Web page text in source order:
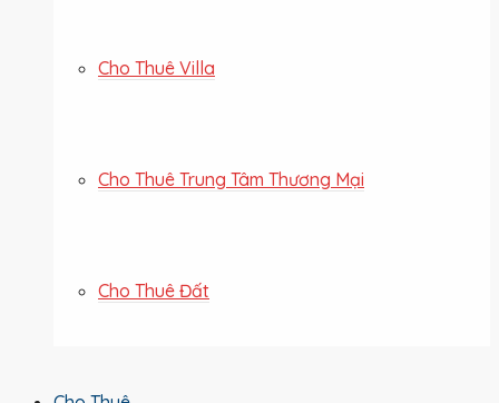
Cho Thuê Villa
Cho Thuê Trung Tâm Thương Mại
Cho Thuê Đất